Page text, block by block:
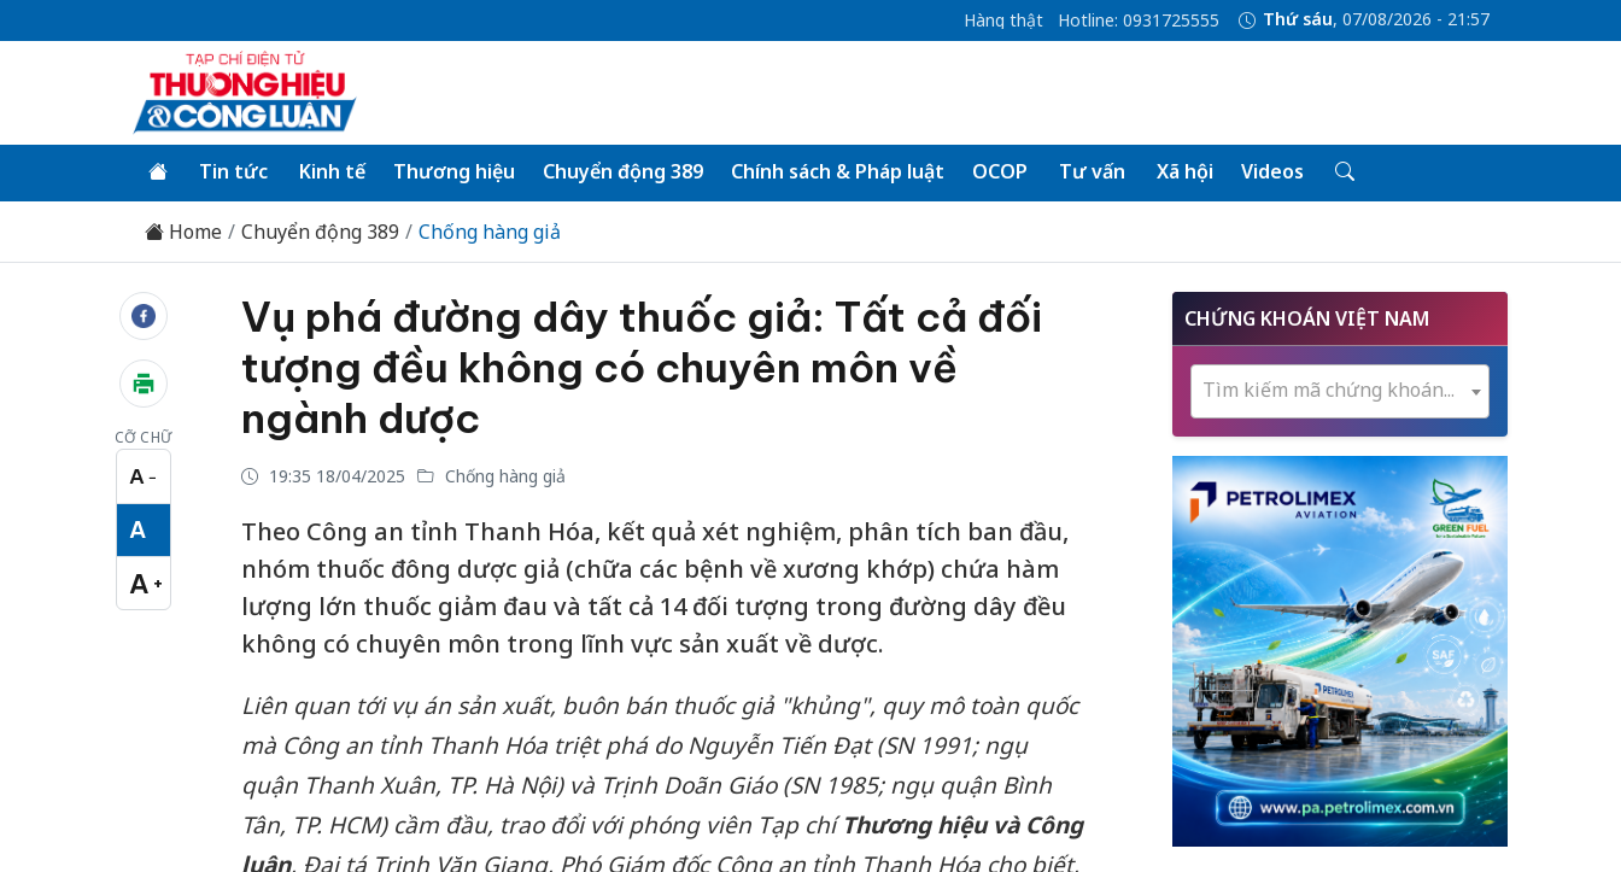
Hàng thật Hotline: 0931725555 Thứ sáu, 07/08/2026 - 21:57
Tin tức Kinh tế Thương hiệu Chuyển động 389 Chính sách & Pháp luật OCOP Tư vấn Xã hội Videos
Home Chuyển động 389 Chống hàng giả
CỠ CHỮ
A −
Cỡ chữ nhỏ
A
Cỡ chữ vừa
A +
Cỡ chữ lớn
Vụ phá đường dây thuốc giả: Tất cả đối
tượng đều không có chuyên môn về
ngành dược
19:35 18/04/2025 Chống hàng giả
Theo Công an tỉnh Thanh Hóa, kết quả xét nghiệm, phân tích ban đầu,
nhóm thuốc đông dược giả (chữa các bệnh về xương khớp) chứa hàm
lượng lớn thuốc giảm đau và tất cả 14 đối tượng trong đường dây đều
không có chuyên môn trong lĩnh vực sản xuất về dược.
Liên quan tới vụ án sản xuất, buôn bán thuốc giả "khủng", quy mô toàn quốc
mà Công an tỉnh Thanh Hóa triệt phá do Nguyễn Tiến Đạt (SN 1991; ngụ
quận Thanh Xuân, TP. Hà Nội) và Trịnh Doãn Giáo (SN 1985; ngụ quận Bình
Tân, TP. HCM) cầm đầu, trao đổi với phóng viên Tạp chíThương hiệu và Công
luận, Đại tá Trịnh Văn Giang, Phó Giám đốc Công an tỉnh Thanh Hóa cho biết,
CHỨNG KHOÁN VIỆT NAM
Tìm kiếm mã chứng khoán...